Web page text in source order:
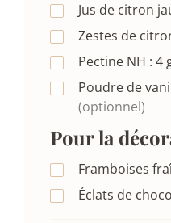
Jus de citron
Zestes de
Pectine NH : 4
Poudre de
(optionnel)
Pour la
Framboises
Éclats de